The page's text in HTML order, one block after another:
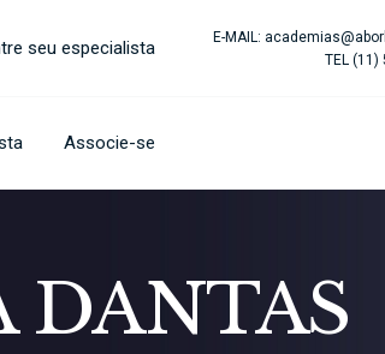
seu especialista
E-MAIL:
TEL (11)
Associe-se
DANTAS